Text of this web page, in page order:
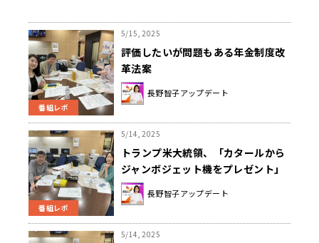
番組レポ
5/15, 2025
評価したいが問題もある年金制度改
革法案
長野智子アップデート
番組レポ
5/14, 2025
トランプ米大統領、「カタールから
ジャンボジェット機をプレゼント」
の背景
長野智子アップデート
5/14, 2025